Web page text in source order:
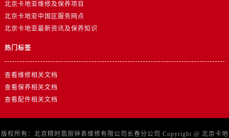
北京卡地亚维修及保养项目
北京卡地亚中国区服务网点
北京卡地亚最新资讯及保养知识
热门标签
查看维修相关文档
查看保养相关文档
查看配件相关文档
版权所有：北京精时翡丽钟表维修有限公司长春分公司 Copyright @ 北京卡地